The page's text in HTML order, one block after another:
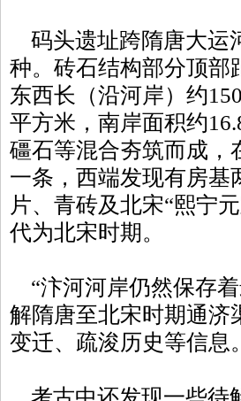
码头遗址跨隋唐大运
种。砖石结构部分顶部
东西长（沿河岸）约
平方米，南岸面积约
礓石等混合夯筑而成，
一条，西端发现有房基
片、青砖及北宋“熙宁
代为北宋时期。
“汴河河岸仍然保存
解隋唐至北宋时期通济
变迁、疏浚历史等信息